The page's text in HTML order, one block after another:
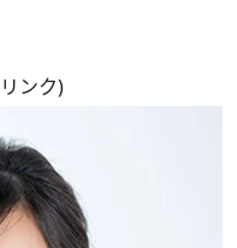
ンク)